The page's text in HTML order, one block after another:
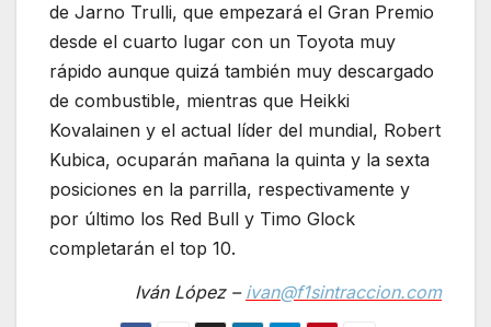
de Jarno Trulli, que empezará el Gran Premio
desde el cuarto lugar con un Toyota muy
rápido aunque quizá también muy descargado
de combustible, mientras que Heikki
Kovalainen y el actual líder del mundial, Robert
Kubica, ocuparán mañana la quinta y la sexta
posiciones en la parrilla, respectivamente y
por último los Red Bull y Timo Glock
completarán el top 10.
Iván López – ivan@f1sintraccion.com